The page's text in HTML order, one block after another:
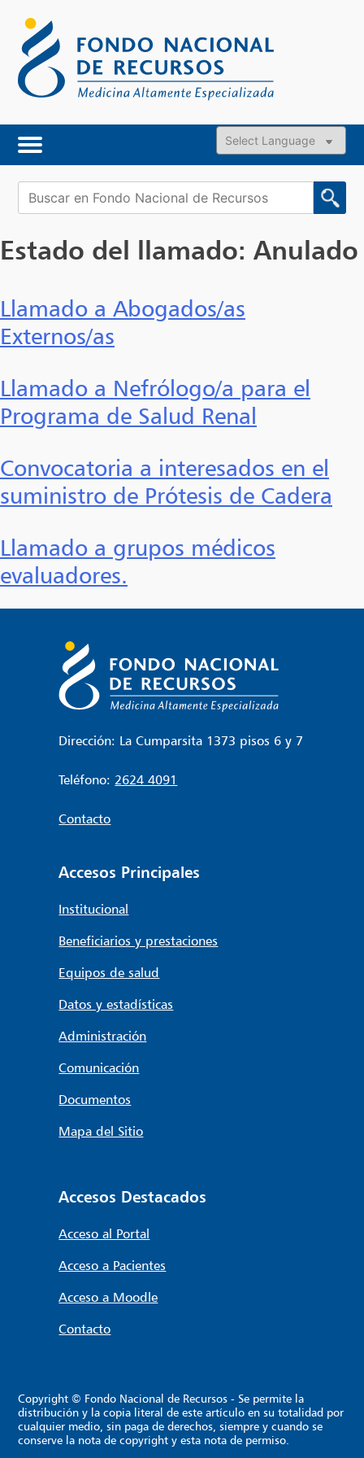
content
Powered by
Buscar:
Estado del llamado: Anulado
Llamado a Abogados/as
Externos/as
Llamado a Nefrólogo/a para el
Programa de Salud Renal
Convocatoria a interesados en el
suministro de Prótesis de Cadera
Llamado a grupos médicos
evaluadores.
Dirección: La Cumparsita 1373 pisos 6 y 7
Teléfono: 2624 4091
Contacto
Accesos Principales
Institucional
Beneficiarios y prestaciones
Equipos de salud
Datos y estadísticas
Administración
Comunicación
Documentos
Mapa del Sitio
Accesos Destacados
Acceso al Portal
Acceso a Pacientes
Acceso a Moodle
Contacto
Copyright © Fondo Nacional de Recursos - Se permite la
distribución y la copia literal de este artículo en su totalidad por
cualquier medio, sin paga de derechos, siempre y cuando se
conserve la nota de copyright y esta nota de permiso.